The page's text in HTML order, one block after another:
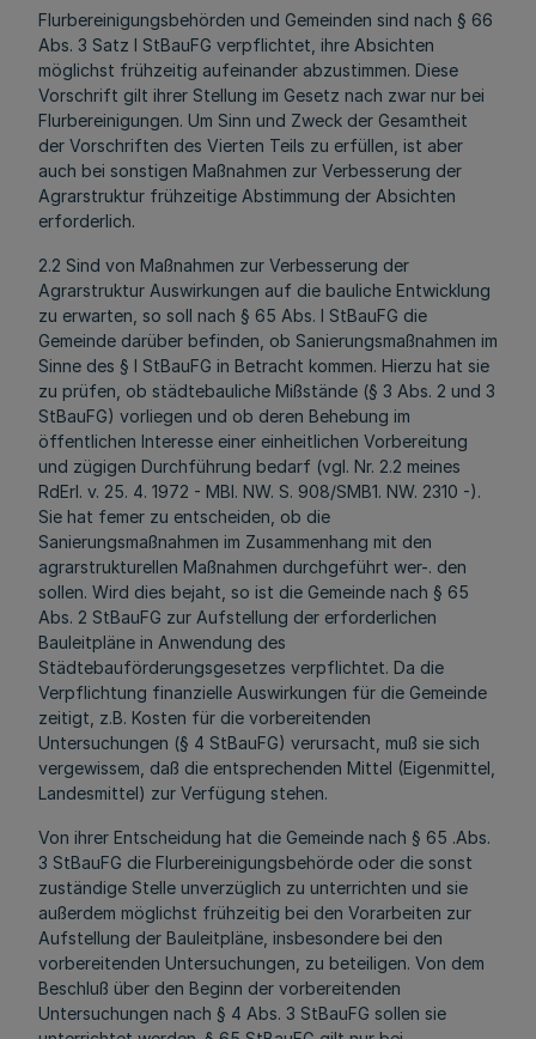
Flurbereinigungsbehörden und Gemeinden sind nach § 66
Abs. 3 Satz l StBauFG verpflichtet, ihre Absichten
möglichst frühzeitig aufeinander abzustimmen. Diese
Vorschrift gilt ihrer Stellung im Gesetz nach zwar nur bei
Flurbereinigungen. Um Sinn und Zweck der Gesamtheit
der Vorschriften des Vierten Teils zu erfüllen, ist aber
auch bei sonstigen Maßnahmen zur Verbesserung der
Agrarstruktur frühzeitige Abstimmung der Absichten
erforderlich.
2.2 Sind von Maßnahmen zur Verbesserung der
Agrarstruktur Auswirkungen auf die bauliche Entwicklung
zu erwarten, so soll nach § 65 Abs. l StBauFG die
Gemeinde darüber befinden, ob Sanierungsmaßnahmen im
Sinne des § l StBauFG in Betracht kommen. Hierzu hat sie
zu prüfen, ob städtebauliche Mißstände (§ 3 Abs. 2 und 3
StBauFG) vorliegen und ob deren Behebung im
öffentlichen Interesse einer einheitlichen Vorbereitung
und zügigen Durchführung bedarf (vgl. Nr. 2.2 meines
RdErl. v. 25. 4. 1972 - MBl. NW. S. 908/SMB1. NW. 2310 -).
Sie hat femer zu entscheiden, ob die
Sanierungsmaßnahmen im Zusammenhang mit den
agrarstrukturellen Maßnahmen durchgeführt wer-. den
sollen. Wird dies bejaht, so ist die Gemeinde nach § 65
Abs. 2 StBauFG zur Aufstellung der erforderlichen
Bauleitpläne in Anwendung des
Städtebauförderungsgesetzes verpflichtet. Da die
Verpflichtung finanzielle Auswirkungen für die Gemeinde
zeitigt, z.B. Kosten für die vorbereitenden
Untersuchungen (§ 4 StBauFG) verursacht, muß sie sich
vergewissem, daß die entsprechenden Mittel (Eigenmittel,
Landesmittel) zur Verfügung stehen.
Von ihrer Entscheidung hat die Gemeinde nach § 65 .Abs.
3 StBauFG die Flurbereinigungsbehörde oder die sonst
zuständige Stelle unverzüglich zu unterrichten und sie
außerdem möglichst frühzeitig bei den Vorarbeiten zur
Aufstellung der Bauleitpläne, insbesondere bei den
vorbereitenden Untersuchungen, zu beteiligen. Von dem
Beschluß über den Beginn der vorbereitenden
Untersuchungen nach § 4 Abs. 3 StBauFG sollen sie